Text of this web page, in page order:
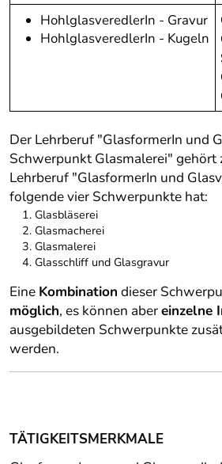
HohlglasveredlerIn - Gravur
HohlglasveredlerIn - Kugeln
Der Lehrberuf "GlasformerIn und
Schwerpunkt Glasmalerei"
Lehrberuf "GlasformerIn und
folgende vier Schwerpunkte hat:
Glasbläserei
Glasmacherei
Glasmalerei
Glasschliff und Glasgravur
Eine Kombination dieser
möglich, es können abereinzelne
ausgebildeten Schwerpunkte
werden.
TÄTIGKEITSMERKMALE